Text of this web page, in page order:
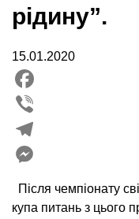
рідину”.
15.01.2020
Facebook
Viber
Telegram
Після чемпіонату
купа питань з цього